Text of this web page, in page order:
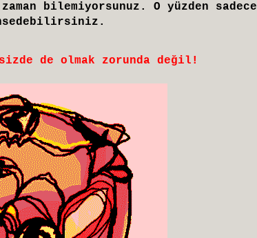
bilemiyorsunuz. O yüzden sadece
de olmak zorunda değil!